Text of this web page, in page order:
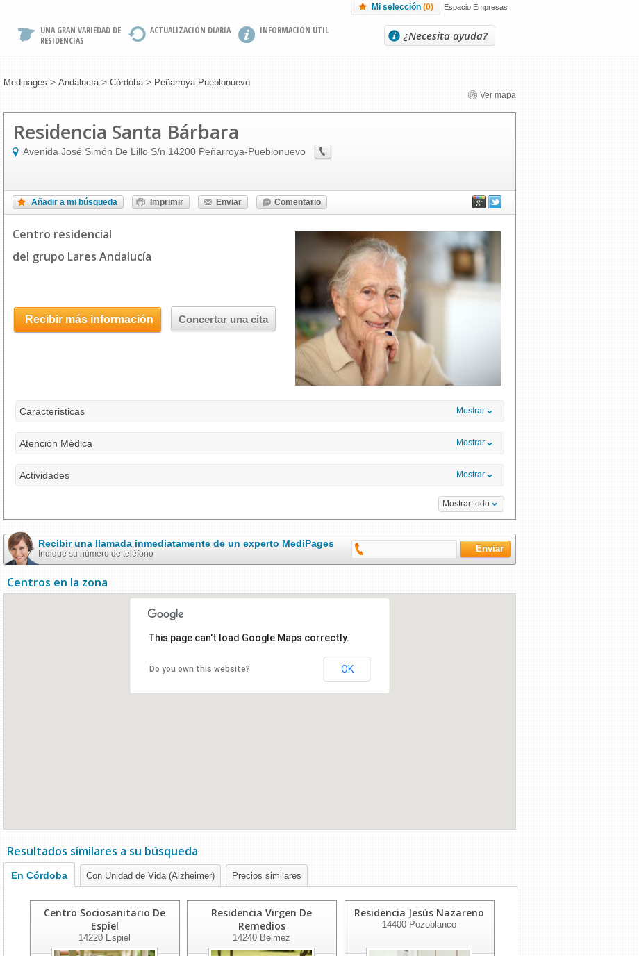
UNA GRAN VARIEDAD DE
RESIDENCIAS
ACTUALIZACIÓN DIARIA INFORMACIÓN ÚTIL
Mi selección (0) Espacio Empresas
¿Necesita ayuda?
Medipages > Andalucía > Córdoba > Peñarroya-Pueblonuevo
Ver mapa
Residencia Santa Bárbara
Avenida José Simón De Lillo S/n 14200 Peñarroya-Pueblonuevo
Añadir a mi búsqueda Imprimir Enviar Comentario
Centro residencial
del grupo Lares Andalucía
Recibir más información Concertar una cita
Caracteristicas Mostrar
Atención Médica Mostrar
Actividades Mostrar
Mostrar todo
Recibir una llamada inmediatamente de un experto MediPages
Indique su número de teléfono
Centros en la zona
This page can't load Google Maps correctly.
Do you own this website? OK
Resultados similares a su búsqueda
En Córdoba Con Unidad de Vida (Alzheimer) Precios similares
Centro Sociosanitario De
Espiel
14220 Espiel
Residencia Virgen De
Remedios
14240 Belmez
Residencia Jesús Nazareno
14400Pozoblanco